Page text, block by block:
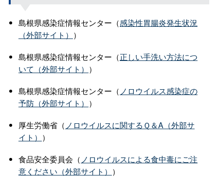
島根県感染症情報センター（感染性胃腸炎発生状況
（外部サイト） ）
島根県感染症情報センター（正しい手洗い方法につ
いて（外部サイト） ）
島根県感染症情報センター（ ノロウイルス感染症の
予防（外部サイト） ）
厚生労働省（ ノロウイルスに関するＱ＆A（外部サ
イト） ）
食品安全委員会（ ノロウイルスによる食中毒にご注
意ください（外部サイト） ）